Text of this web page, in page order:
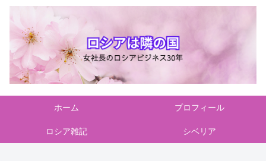
ホーム プロフィール
ロシア雑記 シベリア